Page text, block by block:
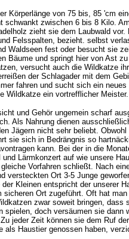
Körperlänge von 75 bis, 85 'cm
schwankt zwischen 6 bis 8 Kilo.
zieht sie dem Laubwald
Felsspalten, bezieht. selbst
Waldseen fest oder besucht sie
Bäume und springt hier von Ast
versucht auch die Wildkatze
der Schlagader mit dem
fahren und sucht sich ein
Wildkatze ein vortrefflicher Meister.
und Gehör ungemein scharf
Als Nahrung dienen
Jägern nicht sehr beliebt.
sie sich in Bedrängnis so
kann. Bei der in die
Lärmkonzert auf wie unsere
Vorfahren schließt. Nach
versteckten Ort 3-5 Junge
Kleinen entspricht der unserer
sicheren Ort zugeführt. Oft hat
zwar soweit bringen,
spielen, doch versäumen sie
jeder Zeit können sie dem Ruf
als Haustier genossen haben,